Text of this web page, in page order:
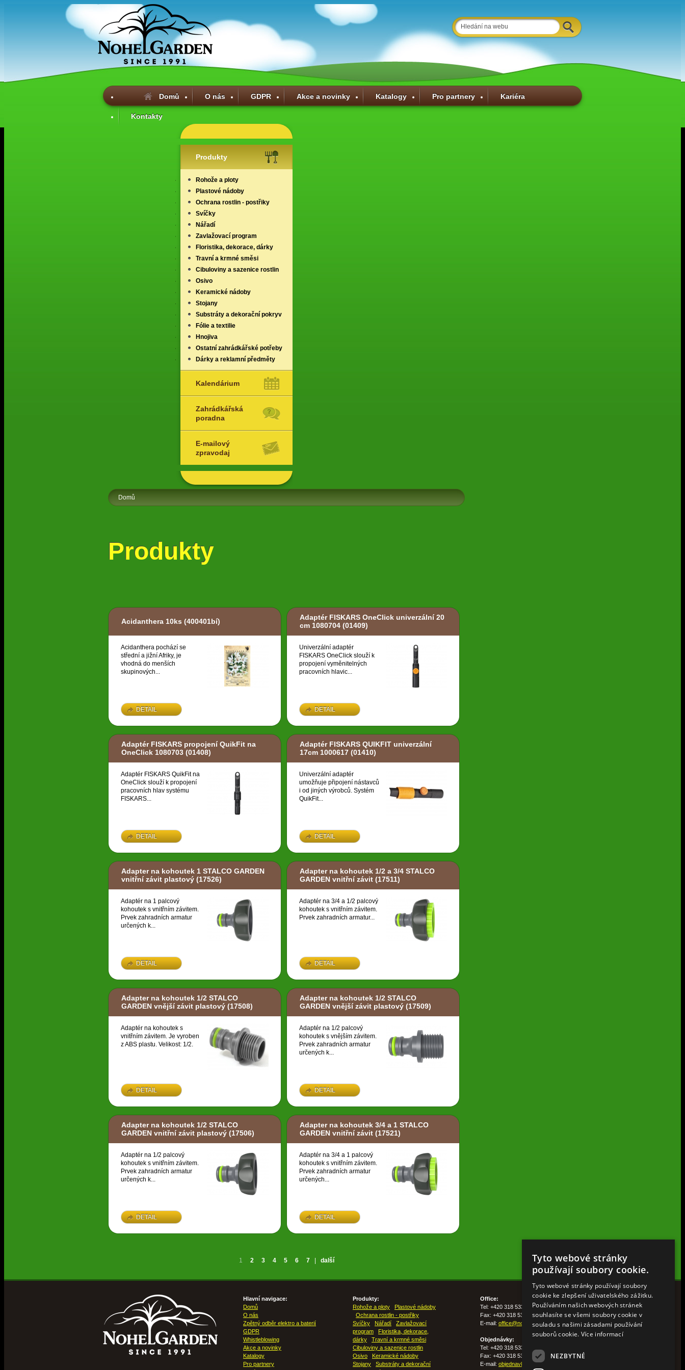
Domů O nás GDPR Akce a novinky Katalogy Pro partnery Kariéra
Kontakty
Produkty
Rohože a ploty
Plastové nádoby
Ochrana rostlin - postřiky
Svíčky
Nářadí
Zavlažovací program
Floristika, dekorace, dárky
Travní a krmné směsi
Cibuloviny a sazenice rostlin
Osivo
Keramické nádoby
Stojany
Substráty a dekorační pokryv
Fólie a textilie
Hnojiva
Ostatní zahrádkářské potřeby
Dárky a reklamní předměty
Kalendárium
Zahrádkářská
poradna
E-mailový
zpravodaj
Domů
Produkty
Acidanthera 10ks (400401bí)
Acidanthera pochází se
střední a jižní Afriky, je
vhodná do menších
skupinových...
DETAIL
Adaptér FISKARS OneClick univerzální 20
cm 1080704 (01409)
Univerzální adaptér
FISKARS OneClick slouží k
propojení vyměnitelných
pracovních hlavic...
DETAIL
Adaptér FISKARS propojení QuikFit na
OneClick 1080703 (01408)
Adaptér FISKARS QuikFit na
OneClick slouží k propojení
pracovních hlav systému
FISKARS...
DETAIL
Adaptér FISKARS QUIKFIT univerzální
17cm 1000617 (01410)
Univerzální adaptér
umožňuje připojení nástavců
i od jiných výrobců. Systém
QuikFit...
DETAIL
Adapter na kohoutek 1 STALCO GARDEN
vnitřní závit plastový (17526)
Adaptér na 1 palcový
kohoutek s vnitřním závitem.
Prvek zahradních armatur
určených k...
DETAIL
Adapter na kohoutek 1/2 a 3/4 STALCO
GARDEN vnitřní závit (17511)
Adaptér na 3/4 a 1/2 palcový
kohoutek s vnitřním závitem.
Prvek zahradních armatur...
DETAIL
Adapter na kohoutek 1/2 STALCO
GARDEN vnější závit plastový (17508)
Adaptér na kohoutek s
vnitřním závitem. Je vyroben
z ABS plastu. Velikost: 1/2.
DETAIL
Adapter na kohoutek 1/2 STALCO
GARDEN vnější závit plastový (17509)
Adaptér na 1/2 palcový
kohoutek s vnějším závitem.
Prvek zahradních armatur
určených k...
DETAIL
Adapter na kohoutek 1/2 STALCO
GARDEN vnitřní závit plastový (17506)
Adaptér na 1/2 palcový
kohoutek s vnitřním závitem.
Prvek zahradních armatur
určených k...
DETAIL
Adapter na kohoutek 3/4 a 1 STALCO
GARDEN vnitřní závit (17521)
Adaptér na 3/4 a 1 palcový
kohoutek s vnitřním závitem.
Prvek zahradních armatur
určených...
DETAIL
1 2 3 4 5 6 7 další
Hlavní navigace:
Domů
O nás
Zpětný odběr elektro a baterií
GDPR
Whistleblowing
Akce a novinky
Katalogy
Pro partnery
Produkty:
Rohože a ploty
Plastové nádoby
Ochrana rostlin - postřiky
Svíčky
Nářadí
Zavlažovací
program
Floristika, dekorace,
dárky
Travní a krmné směsi
Cibuloviny a sazenice rostlin
Osivo
Keramické nádoby
Stojany
Substráty a dekorační
Office:
Tel: +420 318 533 511
Fax: +420 318 533 513
E-mail: office@nohelgarden.cz
Objednávky:
Tel: +420 318 533 533
Fax: +420 318 533 538
E-mail: objednavky@nohelgarden.cz
Tyto webové stránky
používají soubory cookie.
Tyto webové stránky používají soubory
cookie ke zlepšení uživatelského zážitku.
Používáním našich webových stránek
souhlasíte se všemi soubory cookie v
souladu s našimi zásadami používání
souborů cookie. Více informací
NEZBYTNÉ